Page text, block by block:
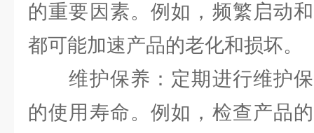
的重要因素。例如，频繁启动
都可能加速产品的老化和损坏。
维护保养：定期进行维护保
的使用寿命。例如，检查产品